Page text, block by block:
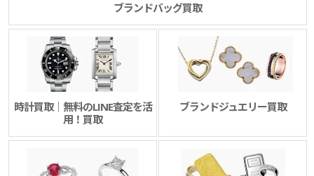
ブランドバッグ買取
時計買取｜無料のLINE査定を活
用！買取
ブランドジュエリー買取